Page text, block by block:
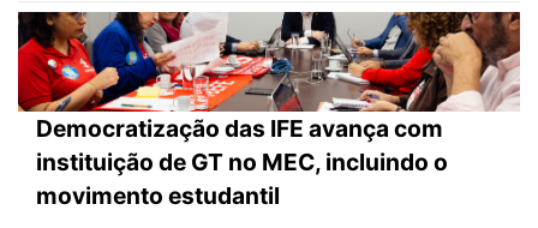
Democratização das IFE avança com
instituição de GT no MEC, incluindo o
movimento estudantil